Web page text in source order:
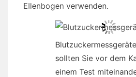
Ellenbogen verwenden.
Blutzuckermessgeräte
sollten Sie vor dem
einem Test